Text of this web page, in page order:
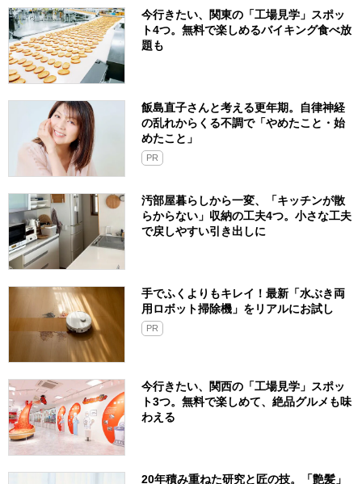
今行きたい、関東の「工場見学」スポッ
ト4つ。無料で楽しめるバイキング食べ放
題も
飯島直子さんと考える更年期。自律神経
の乱れからくる不調で「やめたこと・始
めたこと」
PR
汚部屋暮らしから一変、「キッチンが散
らからない」収納の工夫4つ。小さな工夫
で戻しやすい引き出しに
手でふくよりもキレイ！最新「水ぶき両
用ロボット掃除機」をリアルにお試し
PR
今行きたい、関西の「工場見学」スポッ
ト3つ。無料で楽しめて、絶品グルメも味
わえる
20年積み重ねた研究と匠の技。「艶髪」